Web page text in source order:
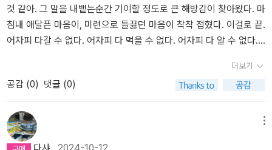
인지는 각자의 특별한 장소에서 발견할 수 있을 것이다. 작가에게 파
리가 그러했듯, 잊고 살았던 가슴 속 꿈과 바람은 각자만의 장소에서
나를 기다리고 있을 것이다. 더군다나 그 장소는 그 누구보다 내가 가
침표가 아니라, 내가 나의 삶을 위해 써내려 갈 진솔한 문장을 이끌 수
있는 나만의 단어, 나만의 문장 하나일런지도.
여행 가방 안에는 두 달 동안의 짐뿐만이 아니라 수십 년의 시간이 함
께 담겼으니까. p4~5그런 거다. 관계는 주고 받는거다. 나는 내가 하
는 게 편하고, 함께 있는 누군가가 신경을 안 쓰는게 좋고, 그리하여
분명하기에 나는 내가 좋은 걸 해야만 하고, 싫은 표정을 숨길 줄 모른
다. 그 와중에 수시로 멈춰 사진을 찍고, 뭔가를 끄적이고, 자꾸 자기
세상으로 빠져버린ㄷ나. 내가 생각해도 나는 데리고 다니기에 상당히
까다로운 인간이다. 친구는 나를 다 받아주고 거리를 유지해주고 또
혼자 있을 시간까지 준다. 덕분에 상대에게 나를 적당히 맞추면서도
것 같아. 그 말을 내뱉는순간 기이할 정도로 큰 해방감이 찾아왔다. 마
침내 애달픈 마음이, 미련으로 들끓던 마음이 착착 접혔다. 이걸로 끝.
어차피 다갈 수 없다. 어차피 다 먹을 수 없다. 어차피 다 알 수 없다.
더보기
공감 (0) 댓글 (0)